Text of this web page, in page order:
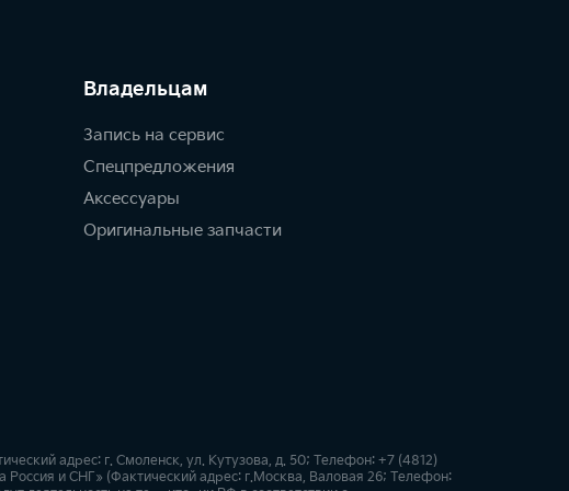
Владельцам
Запись на сервис
Спецпредложения
Аксессуары
Оригинальные запчасти
адрес: г. Смоленск, ул. Кутузова, д. 50; Телефон: +7 (4812)
и СНГ» (Фактический адрес: г.Москва, Валовая 26; Телефон: